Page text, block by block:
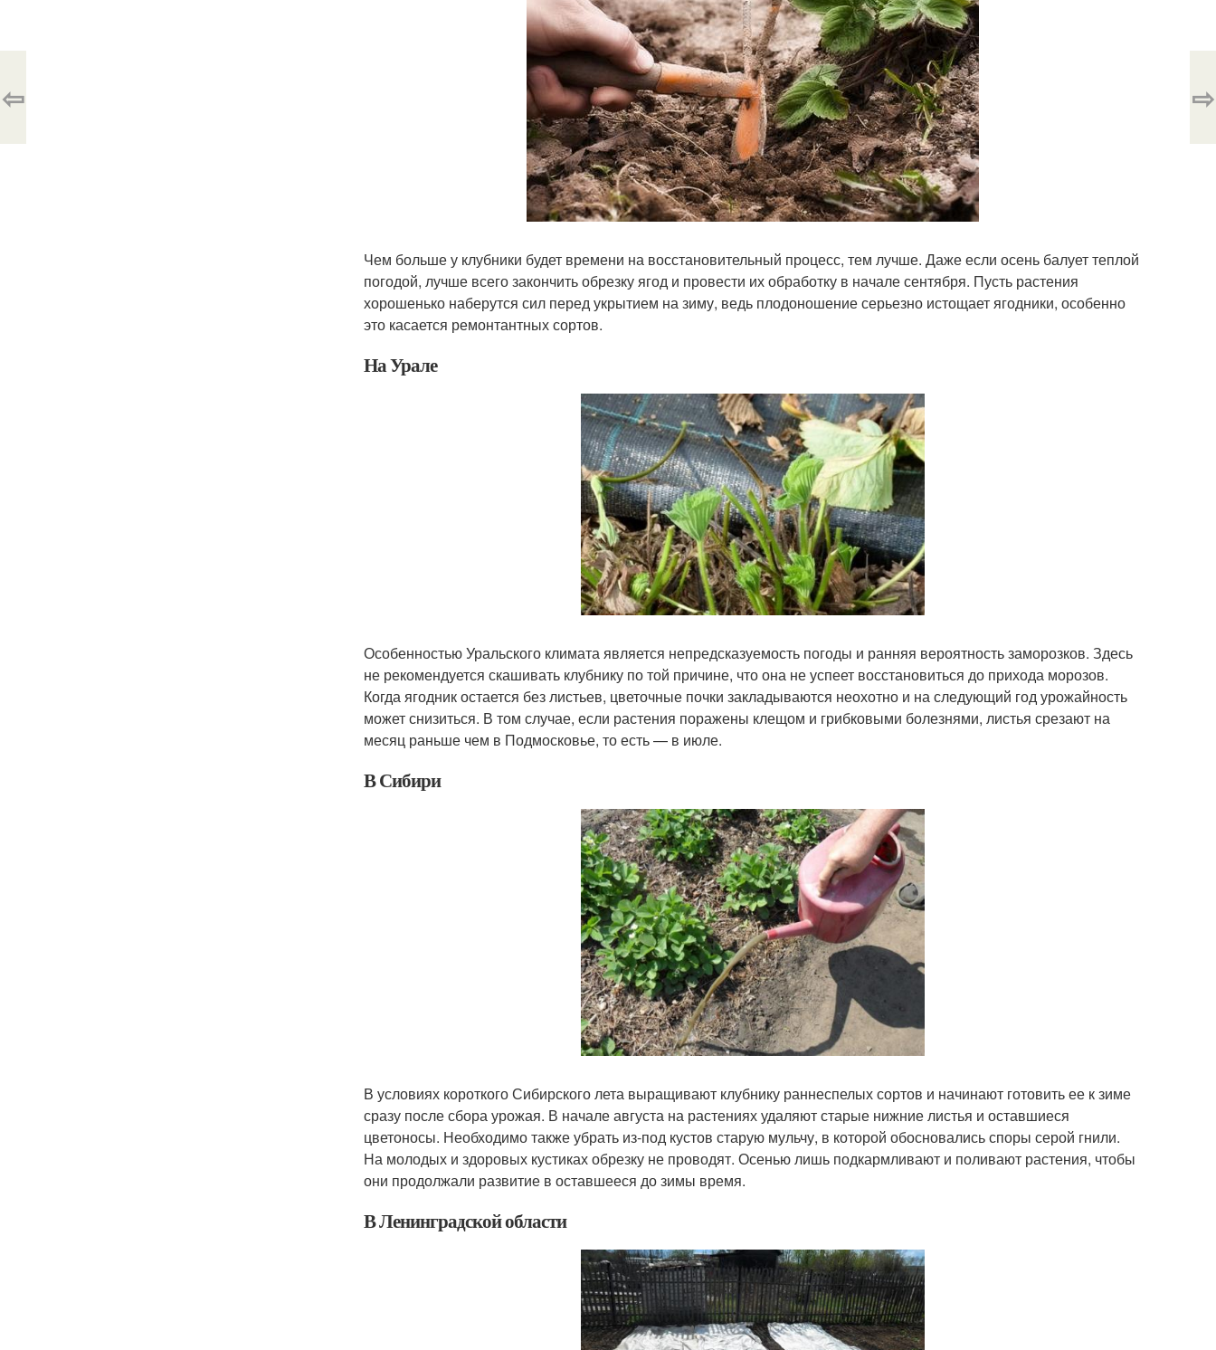
Чем больше у клубники будет времени на восстановительный процесс, тем лучше. Даже если осень балует теплой
погодой, лучше всего закончить обрезку ягод и провести их обработку в начале сентября. Пусть растения
хорошенько наберутся сил перед укрытием на зиму, ведь плодоношение серьезно истощает ягодники, особенно
это касается ремонтантных сортов.
На Урале
Особенностью Уральского климата является непредсказуемость погоды и ранняя вероятность заморозков. Здесь
не рекомендуется скашивать клубнику по той причине, что она не успеет восстановиться до прихода морозов.
Когда ягодник остается без листьев, цветочные почки закладываются неохотно и на следующий год урожайность
может снизиться. В том случае, если растения поражены клещом и грибковыми болезнями, листья срезают на
месяц раньше чем в Подмосковье, то есть — в июле.
В Сибири
В условиях короткого Сибирского лета выращивают клубнику раннеспелых сортов и начинают готовить ее к зиме
сразу после сбора урожая. В начале августа на растениях удаляют старые нижние листья и оставшиеся
цветоносы. Необходимо также убрать из-под кустов старую мульчу, в которой обосновались споры серой гнили.
На молодых и здоровых кустиках обрезку не проводят. Осенью лишь подкармливают и поливают растения, чтобы
они продолжали развитие в оставшееся до зимы время.
В Ленинградской области
⇦ ⇨